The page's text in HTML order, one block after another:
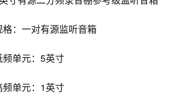
格：一对有源监听音箱
频单元：5英寸
频单元：1英寸